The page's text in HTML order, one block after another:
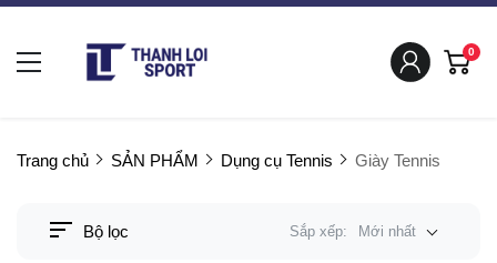
0
Trang chủ SẢN PHẨM Dụng cụ Tennis Giày Tennis
Bộ lọc Sắp xếp: Mới nhất